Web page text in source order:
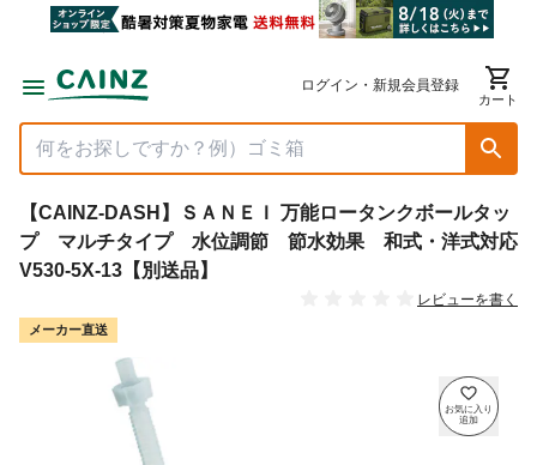
ログイン・新規会員登録
カート
【CAINZ-DASH】ＳＡＮＥＩ 万能ロータンクボールタッ
プ マルチタイプ 水位調節 節水効果 和式・洋式対応
V530-5X-13【別送品】
レビューを書く
メーカー直送